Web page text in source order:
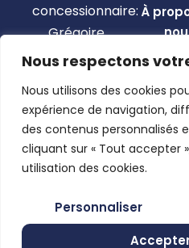
Nous respectons
Nous utilisons des cookies
expérience de navigation,
des contenus personnalisés
cliquant sur « Tout accepter
utilisation des cookies.
Personnaliser
concessionnaire:
Grégoire
Besson,
Claas,
Josking,
Wacker
Neuson,
Clemens, …
Moncheret
À
Mon
Pages